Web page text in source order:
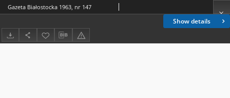
Show details
Gazeta Białostocka 1963, nr 147